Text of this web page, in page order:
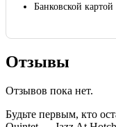
Банковской
Отзывы
Отзывов пока нет.
Будьте первым, кто